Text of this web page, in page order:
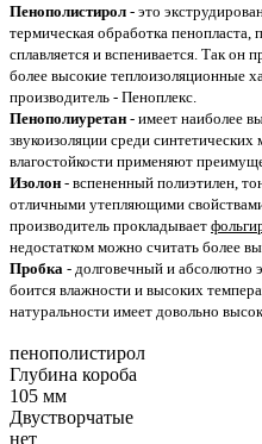
Пенополистирол - это
термическая обработка
сплавляется и вспенивается. Так
более высокие теплоизоляционные
производитель - Пеноплекс.
Пенополиуретан - имеет наиболее
звукоизоляции среди
влагостойкости применяют
Изолон - вспененный полиэтилен,
отличными утепляющими
производитель прокладывает
недостатком можно считать более
Пробка - долговечный и абсолютно
боится влажности и высоких
натуральности имеет довольно
пенополистирол
Глубина короба
105 мм
Двустворчатые
нет